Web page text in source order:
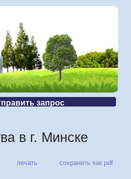
запрос
в г. Минске
печать сохранить как pdf